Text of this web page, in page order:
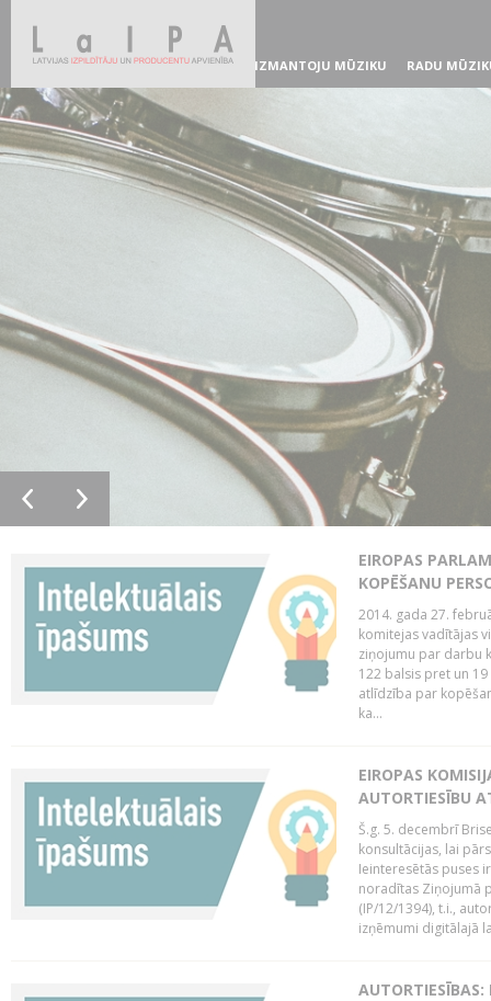
IZMANTOJU MŪZIKU RADU
EIROPAS
KOPĒŠANU
2014. gada 27.
komitejas vadītājas
ziņojumu par darbu
122 balsis pret un
atlīdzība par
ka...
EIROPAS
AUTORTIESĪBU
Š.g. 5. decembrī
konsultācijas, lai
Ieinteresētās puses
noradītas Ziņojumā
(IP/12/1394), t.i.,
izņēmumi digitālajā
AUTORTIESĪBAS: